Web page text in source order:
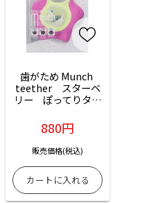
歯がため Munch
teether　スターベ
リー　ぽってりタイ
880円
販売価格(税込)